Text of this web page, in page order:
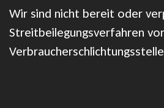
Wir sind nicht bereit oder
Streitbeilegungsverfahren